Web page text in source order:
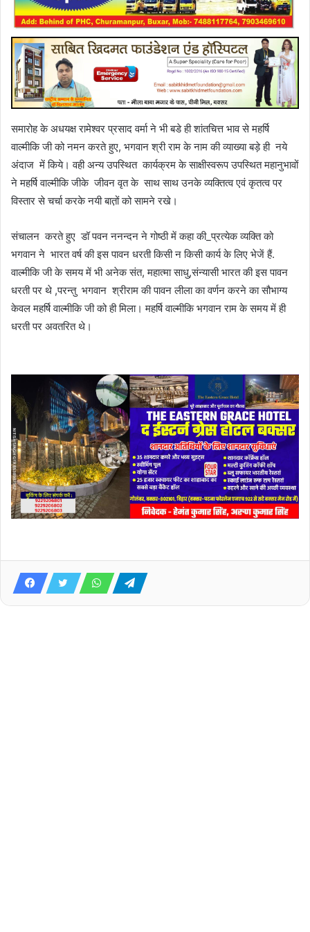
समारोह के अधयक्ष रामेश्वर प्रसाद वर्मा ने भी बडे ही शांतचित्त भाव से महर्षि
वाल्मीकि जी को नमन करते हुए, भगवान श्री राम के नाम की व्याख्या बड़े ही नये
अंदाज में किये। वही अन्य उपस्थित कार्यक्रम के साक्षीस्वरूप उपस्थित महानुभावों
ने महर्षि वाल्मीकि जीके जीवन वृत के साथ साथ उनके व्यक्तित्व एवं कृतत्व पर
विस्तार से चर्चा करके नयी बात़ों को सामने रखे।
संचालन करते हुए डॉ पवन ननन्दन ने गोष्ठी में कहा की_प्रत्येक व्यक्ति को
भगवान ने भारत वर्ष की इस पावन धरती किसी न किसी कार्य के लिए भेजें हैं.
वाल्मीकि जी के समय में भी अनेक संत, महात्मा साधु,संन्यासी भारत की इस पावन
धरती पर थे ,परन्तु भगवान श्रीराम की पावन लीला का वर्णन करने का सौभाग्य
केवल महर्षि वाल्मीकि जी को ही मिला। महर्षि वाल्मीकि भगवान राम के समय में ही
धरती पर अवतरित थे।